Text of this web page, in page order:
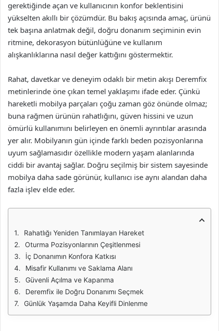
gerektiğinde açan ve kullanıcının konfor beklentisini
yükselten akıllı bir çözümdür. Bu bakış açısında amaç, ürünü
tek başına anlatmak değil, doğru donanım seçiminin evin
ritmine, dekorasyon bütünlüğüne ve kullanım
alışkanlıklarına nasıl değer kattığını göstermektir.
Rahat, davetkar ve deneyim odaklı bir metin akışı Deremfix
metinlerinde öne çıkan temel yaklaşımı ifade eder. Çünkü
hareketli mobilya parçaları çoğu zaman göz önünde olmaz;
buna rağmen ürünün rahatlığını, güven hissini ve uzun
ömürlü kullanımını belirleyen en önemli ayrıntılar arasında
yer alır. Mobilyanın gün içinde farklı beden pozisyonlarına
uyum sağlamasıdır özellikle modern yaşam alanlarında
ciddi bir avantaj sağlar. Doğru seçilmiş bir sistem sayesinde
mobilya daha sade görünür, kullanıcı ise aynı alandan daha
fazla işlev elde eder.
Rahatlığı Yeniden Tanımlayan Hareket
Oturma Pozisyonlarının Çeşitlenmesi
İç Donanımın Konfora Katkısı
Misafir Kullanımı ve Saklama Alanı
Güvenli Açılma ve Kapanma
Deremfix ile Doğru Donanımı Seçmek
Günlük Yaşamda Daha Keyifli Dinlenme